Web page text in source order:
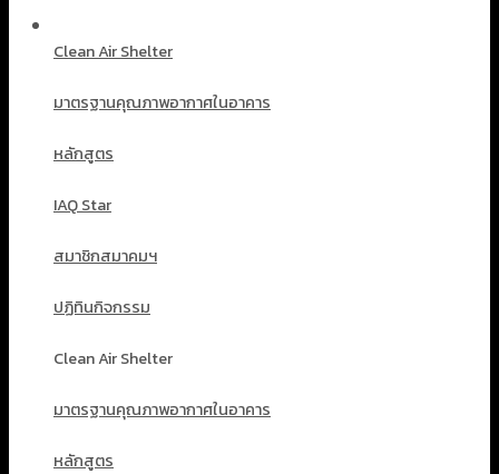
Clean Air Shelter
มาตรฐานคุณภาพอากาศในอาคาร
หลักสูตร
IAQ Star
สมาชิกสมาคมฯ
ปฏิทินกิจกรรม
Clean Air Shelter
มาตรฐานคุณภาพอากาศในอาคาร
หลักสูตร